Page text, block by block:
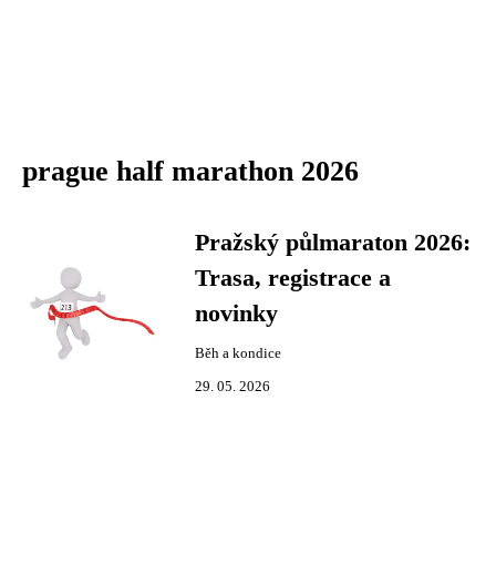
prague half marathon 2026
Pražský půlmaraton 2026:
Trasa, registrace a
novinky
Běh a kondice
29. 05. 2026